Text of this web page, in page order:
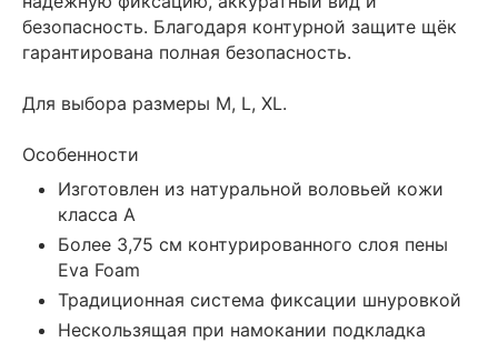
безопасность. Благодаря контурной защите щёк
гарантирована полная безопасность.
Для выбора размеры M, L, XL.
Особенности
Изготовлен из натуральной воловьей кожи
класса А
Более 3,75 см контурированного слоя пены
Eva Foam
Традиционная система фиксации шнуровкой
Нескользящая при намокании подкладка